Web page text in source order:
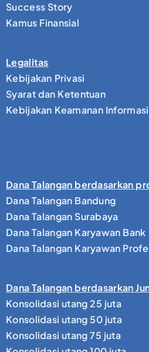
Success Story
Kamus Finansial
Legalitas
Kebijakan Privasi
Syarat dan Ketentuan
Kebijakan Keamanan Informasi
Dana Talangan berdasarkan
Dana Talangan Bandung
Dana Talangan Surabaya
Dana Talangan Karyawan Bank
Dana Talangan Karyawan
Dana Talangan berdasarkan
Konsolidasi utang 25 juta
Konsolidasi utang 50 juta
Konsolidasi utang 75 juta